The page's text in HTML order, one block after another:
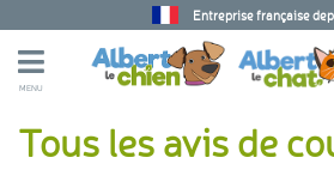
Entreprise française
MENU
Tous les avis de